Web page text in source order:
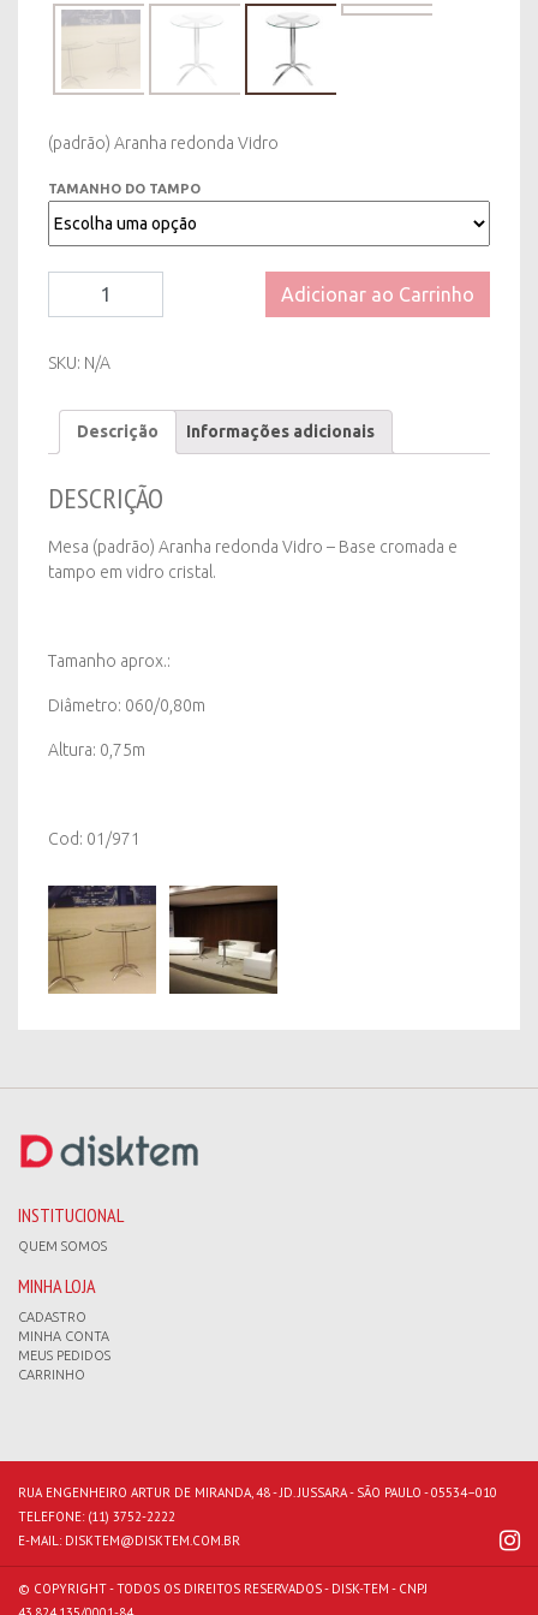
(padrão) Aranha redonda Vidro
TAMANHO DO TAMPO
(padrão)
Redonda
quantity
Adicionar ao Carrinho
SKU: N/A
Descrição Informações adicionais
DESCRIÇÃO
Mesa (padrão) Aranha redonda Vidro – Base cromada e
tampo em vidro cristal.
Tamanho aprox.:
Diâmetro: 060/0,80m
Altura: 0,75m
Cod: 01/971
INSTITUCIONAL
QUEM SOMOS
MINHA LOJA
CADASTRO
MINHA CONTA
MEUS PEDIDOS
CARRINHO
RUA ENGENHEIRO ARTUR DE MIRANDA, 48 - JD. JUSSARA - SÃO PAULO - 05534–010
TELEFONE: (11) 3752-2222
E-MAIL: DISKTEM@DISKTEM.COM.BR
© COPYRIGHT - TODOS OS DIREITOS RESERVADOS - DISK-TEM - CNPJ